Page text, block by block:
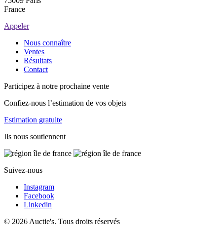
France
Appeler
Nous connaître
Ventes
Résultats
Contact
Participez à notre prochaine vente
Confiez-nous l’estimation de vos objets
Estimation gratuite
Ils nous soutiennent
Suivez-nous
Instagram
Facebook
Linkedin
© 2026 Auctie's. Tous droits réservés